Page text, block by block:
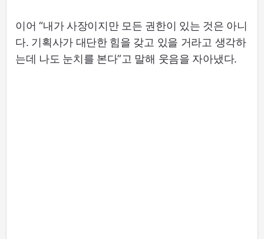
이어 “내가 사장이지만 모든 권한이 있는 것은 아니
다. 기획사가 대단한 힘을 갖고 있을 거라고 생각하
는데 나도 눈치를 본다”고 말해 웃음을 자아냈다.